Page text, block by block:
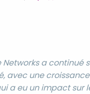
a
une croissance
eu un impact sur